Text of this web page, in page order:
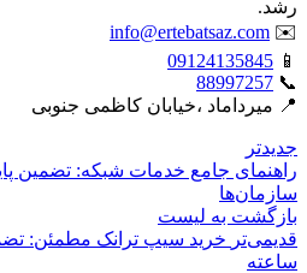
رشد.
✉️
info@ertebatsaz.com
📱
09124135845
📞
88997257
📍 میرداماد ،خیابان کاظمی جنوبی
جدیدتر
راهنمای جامع خدمات شبکه: تضمین
سازمان‌ها
بازگشت بە لیست
قدیمی‌تر
ساعته